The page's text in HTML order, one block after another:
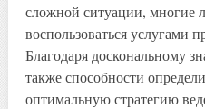
сложной ситуации, многие
воспользоваться услугами
Благодаря доскональному
также способности
оптимальную стратегию